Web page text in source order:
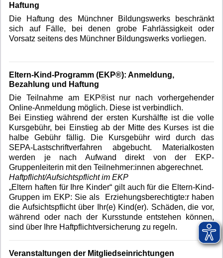
Haftung
Die Haftung des Münchner Bildungswerks beschränkt
sich auf Fälle, bei denen grobe Fahrlässigkeit oder
Vorsatz seitens des Münchner Bildungswerks vorliegen.
Eltern-Kind-Programm (EKP®): Anmeldung,
Bezahlung und Haftung
Die Teilnahme am EKP®ist nur nach vorhergehender
Online-Anmeldung möglich. Diese ist verbindlich.
Bei Einstieg während der ersten Kurshälfte ist die volle
Kursgebühr, bei Einstieg ab der Mitte des Kurses ist die
halbe Gebühr fällig. Die Kursgebühr wird durch das
SEPA-Lastschriftverfahren abgebucht. Materialkosten
werden je nach Aufwand direkt von der EKP-
Gruppenleiterin mit den Teilnehmer:innen abgerechnet.
Haftpflicht/Aufsichtspflicht im EKP
„Eltern haften für Ihre Kinder“ gilt auch für die Eltern-Kind-
Gruppen im EKP: Sie als Erziehungsberechtigte:r haben
die Aufsichtspflicht über Ihr(e) Kind(er). Schäden, die vor,
während oder nach der Kursstunde entstehen können,
sind über Ihre Haftpflichtversicherung zu regeln.
Veranstaltungen der Mitgliedseinrichtungen